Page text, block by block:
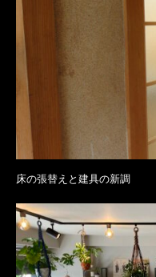
床の張替えと建具の新調